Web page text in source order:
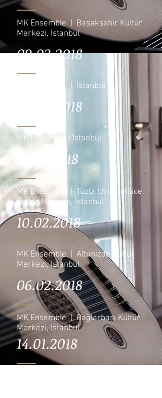
MK Ensemble | Başakşehir Kültür
Merkezi, Istanbul
09.03.2018
MK Ensemble | Istanbul
03.03.2018
MK Ensemble | Istanbul
17.02.2018
MK Ensemble | Tuzla İdris Güllüce
Kültür Merkezi, Istanbul
10.02.2018
MK Ensemble | Altunizde Kültür
Merkezi, Istanbul
06.02.2018
MK Ensemble | Bağlarbaşı Kültür
Merkezi, Istanbul
14.01.2018